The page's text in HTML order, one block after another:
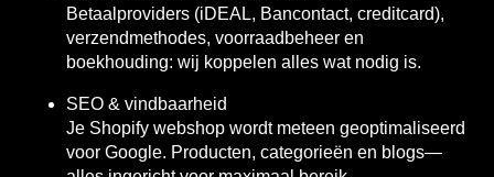
Betaalproviders (iDEAL, Bancontact, creditcard),
verzendmethodes, voorraadbeheer en
boekhouding: wij koppelen alles wat nodig is.
SEO & vindbaarheid
Je Shopify webshop wordt meteen geoptimaliseerd
voor Google. Producten, categorieën en blogs—